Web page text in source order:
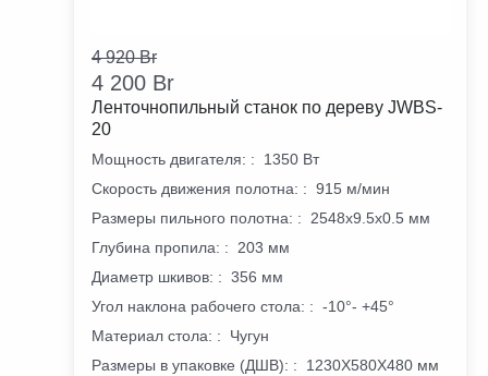
4 920Br
4 200 Br
Ленточнопильный станок по дереву JWBS-
20
Мощность двигателя: :
1350 Вт
Скорость движения полотна: : 915 м/мин
Размеры пильного полотна: : 2548x9.5x0.5 мм
Глубина пропила: : 203 мм
Диаметр шкивов: : 356 мм
Угол наклона рабочего стола: : -10°- +45°
Материал стола: :
Чугун
Размеры в упаковке (ДШВ): : 1230X580X480 мм